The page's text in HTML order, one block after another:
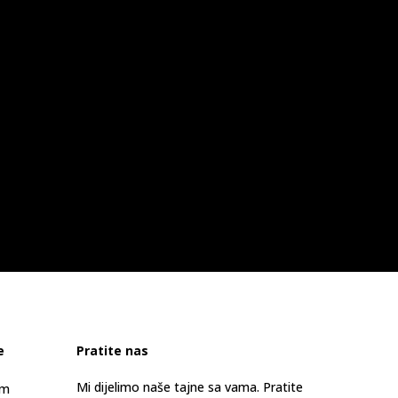
Pratite nas
Mi dijelimo naše tajne sa vama. Pratite